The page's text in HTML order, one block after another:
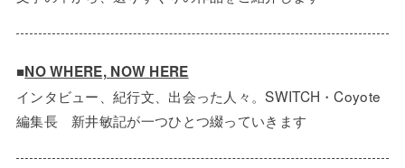
■NO WHERE, NOW HERE
インタビュー、紀行文、出会った人々。SWITCH・Coyote
編集長 新井敏記が一つひとつ綴っていきます